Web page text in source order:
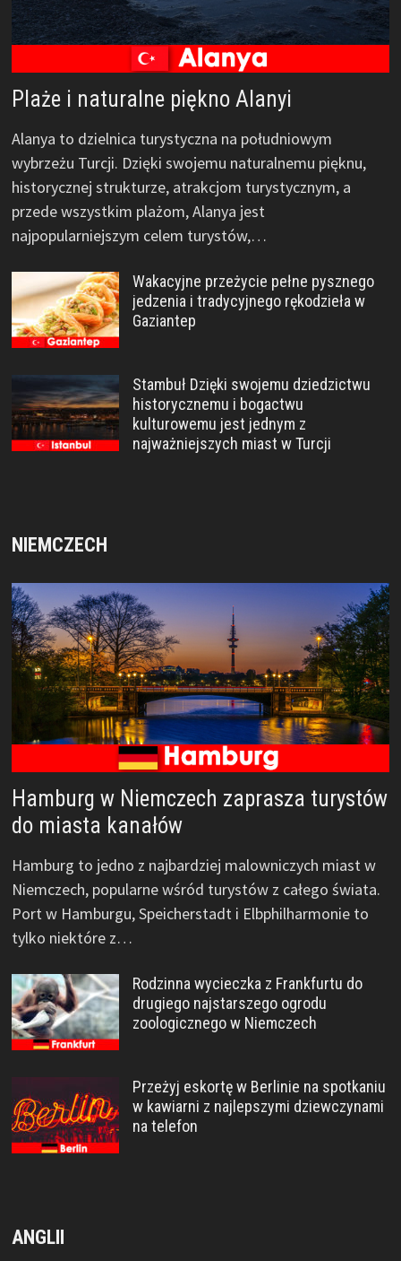
Plaże i naturalne piękno Alanyi
Alanya to dzielnica turystyczna na południowym
wybrzeżu Turcji. Dzięki swojemu naturalnemu pięknu,
historycznej strukturze, atrakcjom turystycznym, a
przede wszystkim plażom, Alanya jest
najpopularniejszym celem turystów,…
Wakacyjne przeżycie pełne pysznego
jedzenia i tradycyjnego rękodzieła w
Gaziantep
Stambuł Dzięki swojemu dziedzictwu
historycznemu i bogactwu
kulturowemu jest jednym z
najważniejszych miast w Turcji
NIEMCZECH
Hamburg w Niemczech zaprasza turystów
do miasta kanałów
Hamburg to jedno z najbardziej malowniczych miast w
Niemczech, popularne wśród turystów z całego świata.
Port w Hamburgu, Speicherstadt i Elbphilharmonie to
tylko niektóre z…
Rodzinna wycieczka z Frankfurtu do
drugiego najstarszego ogrodu
zoologicznego w Niemczech
Przeżyj eskortę w Berlinie na spotkaniu
w kawiarni z najlepszymi dziewczynami
na telefon
ANGLII